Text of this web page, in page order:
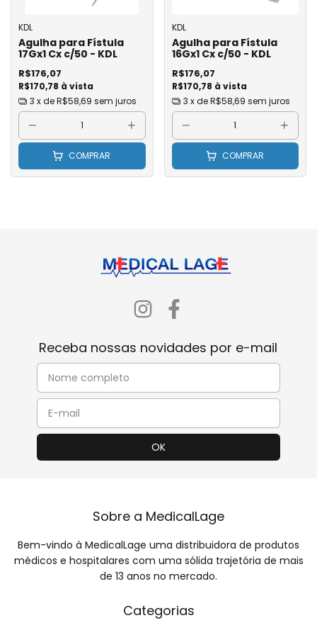
KDL
Agulha para Fístula
17Gx1 Cx c/50 - KDL
R$170,78 à vista
R$176,07
3 x deR$58,69 sem juros
COMPRAR
KDL
Agulha para Fístula
16Gx1 Cx c/50 - KDL
R$170,78 à vista
R$176,07
3 x deR$58,69 sem juros
COMPRAR
Receba nossas novidades por e-mail
Sobre a MedicalLage
Bem-vindo à MedicalLage uma distribuidora de produtos
médicos e hospitalares com uma sólida trajetória de mais
de 13 anos no mercado.
Categorias